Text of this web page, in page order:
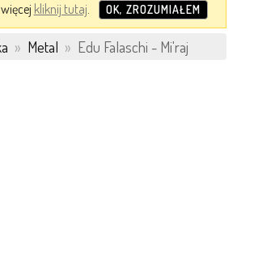
kliknij tutaj. OK, ZROZUMIAŁEM
» Metal » Edu Falaschi - Mi'raj